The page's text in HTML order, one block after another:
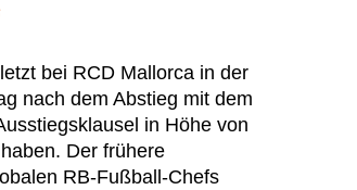
bei RCD Mallorca in der
nach dem Abstieg mit dem
in Höhe von
Der frühere
RB-Fußball-Chefs